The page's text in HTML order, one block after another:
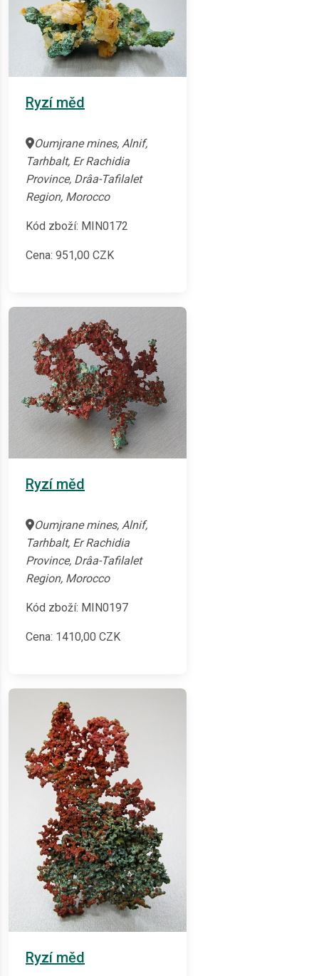
Ryzí měd
Oumjrane mines, Alnif,
Tarhbalt, Er Rachidia
Province, Drâa-Tafilalet
Region, Morocco
Kód zboží: MIN0172
Cena: 951,00 CZK
Ryzí měd
Oumjrane mines, Alnif,
Tarhbalt, Er Rachidia
Province, Drâa-Tafilalet
Region, Morocco
Kód zboží: MIN0197
Cena: 1410,00 CZK
Ryzí měd